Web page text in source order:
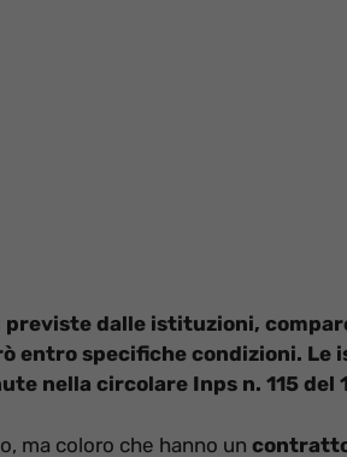
previste dalle istituzioni,
entro specifiche condizioni. Le
nella circolare Inps n. 115 del
ma coloro che hanno un